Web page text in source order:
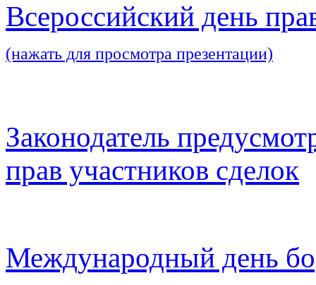
Всероссийский день
(нажать для просмотра презентации)
Законодатель
прав участников сделок
Международный день